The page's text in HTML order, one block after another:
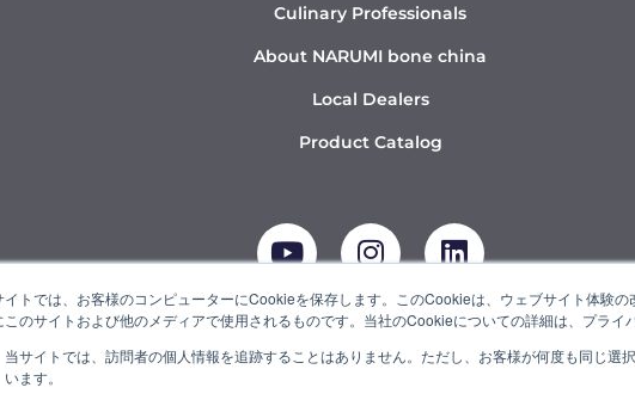
イトでは、お客様のコンピューターにCookieを保存します。このCookieは、ウェブサイト体験
のサイトおよび他のメディアで使用されるものです。当社のCookieについての詳細は、プライ
当サイトでは、訪問者の個人情報を追跡することはありません。ただし、お客様が何度も同じ選
います。
Culinary Professionals
About NARUMI bone china
Local Dealers
Product Catalog
o
u
t
u
b
n
s
t
a
g
i
n
k
e
d